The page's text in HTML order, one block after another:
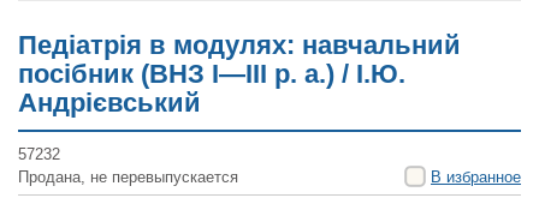
Педіатрія в модулях: навчальний
посібник (ВНЗ І—ІІІ р. а.) / І.Ю.
Андрієвський
57232
Продана, не перевыпускается
В избранное